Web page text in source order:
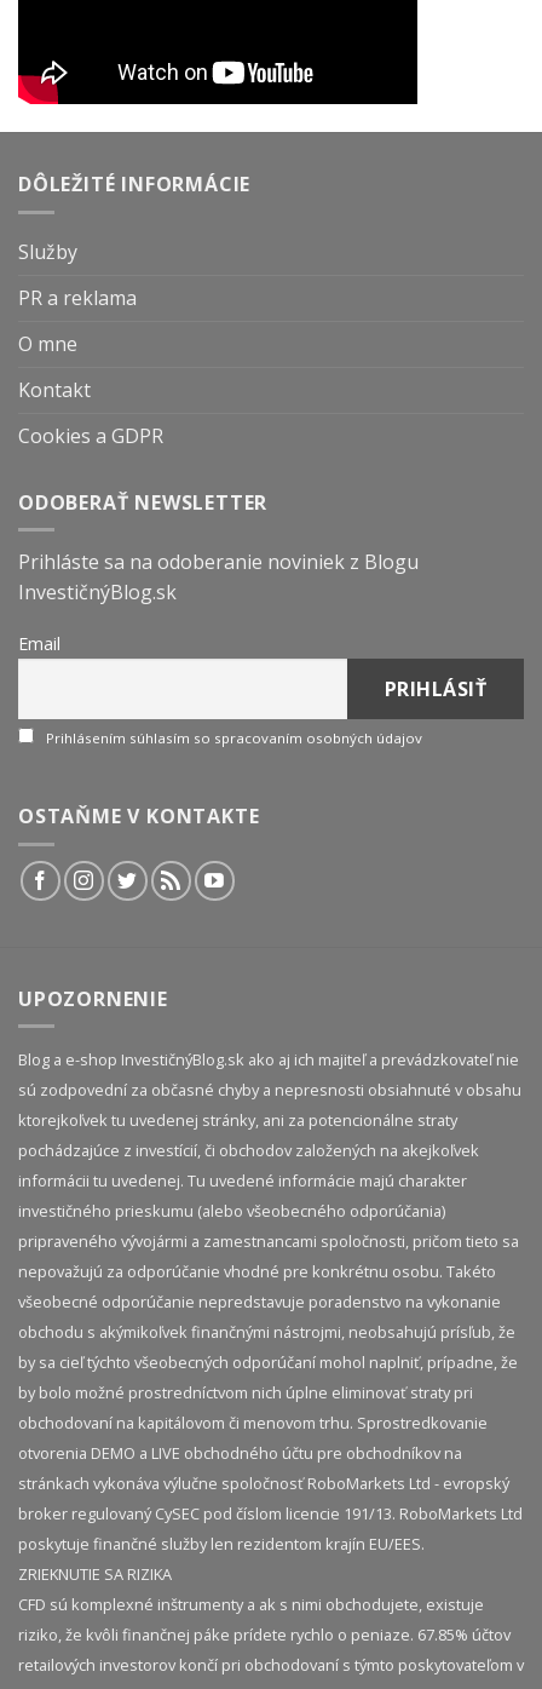
DÔLEŽITÉ INFORMÁCIE
Služby
PR a reklama
O mne
Kontakt
Cookies a GDPR
ODOBERAŤ NEWSLETTER
Prihláste sa na odoberanie noviniek z Blogu
InvestičnýBlog.sk
Email
Prihlásením súhlasím so spracovaním osobných údajov
OSTAŇME V KONTAKTE
UPOZORNENIE
Blog a e-shop InvestičnýBlog.sk ako aj ich majiteľ a prevádzkovateľ nie
sú zodpovední za občasné chyby a nepresnosti obsiahnuté v obsahu
ktorejkoľvek tu uvedenej stránky, ani za potencionálne straty
pochádzajúce z investícií, či obchodov založených na akejkoľvek
informácii tu uvedenej. Tu uvedené informácie majú charakter
investičného prieskumu (alebo všeobecného odporúčania)
pripraveného vývojármi a zamestnancami spoločnosti, pričom tieto sa
nepovažujú za odporúčanie vhodné pre konkrétnu osobu. Takéto
všeobecné odporúčanie nepredstavuje poradenstvo na vykonanie
obchodu s akýmikoľvek finančnými nástrojmi, neobsahujú prísľub, že
by sa cieľ týchto všeobecných odporúčaní mohol naplniť, prípadne, že
by bolo možné prostredníctvom nich úplne eliminovať straty pri
obchodovaní na kapitálovom či menovom trhu. Sprostredkovanie
otvorenia DEMO a LIVE obchodného účtu pre obchodníkov na
stránkach vykonáva výlučne spoločnosť RoboMarkets Ltd - evropský
broker regulovaný CySEC pod číslom licencie 191/13. RoboMarkets Ltd
poskytuje finančné služby len rezidentom krajín EU/EES.
ZRIEKNUTIE SA RIZIKA
CFD sú komplexné inštrumenty a ak s nimi obchodujete, existuje
riziko, že kvôli finančnej páke prídete rychlo o peniaze. 67.85% účtov
retailových investorov končí pri obchodovaní s týmto poskytovateľom v